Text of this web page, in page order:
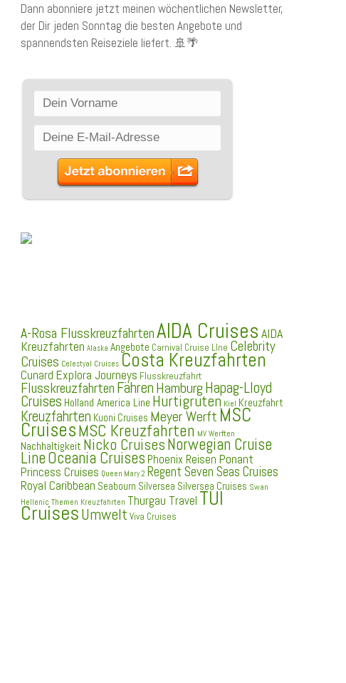
Dann abonniere jetzt meinen wöchentlichen Newsletter,
der Dir jeden Sonntag die besten Angebote und
spannendsten Reiseziele liefert. 🚢🌴
A-Rosa FlusskreuzfahrtenAIDA Cruises AIDA
Kreuzfahrten Alaska Angebote Carnival Cruise LIne Celebrity
Cruises Celestyal Cruises Costa Kreuzfahrten
Cunard Explora Journeys Flusskreuzfahrt
Flusskreuzfahrten FährenHamburgHapag-Lloyd
Cruises Holland America Line Hurtigruten Kiel Kreuzfahrt
Kreuzfahrten Kuoni Cruises Meyer WerftMSC
CruisesMSC Kreuzfahrten MV Werften
Nachhaltigkeit Nicko CruisesNorwegian Cruise
LineOceania Cruises Phoenix Reisen Ponant
Princess Cruises Queen Mary 2 Regent Seven Seas Cruises
Royal Caribbean Seabourn Silversea Silversea Cruises Swan
Hellenic Themen Kreuzfahrten Thurgau Travel TUI
CruisesUmwelt Viva Cruises